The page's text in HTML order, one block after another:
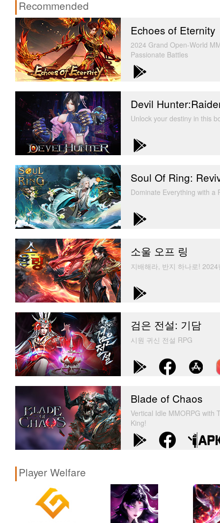
Recommended
Echoes of Eternity
2024 Grand Open-World
Passionate Battles
Devil
Unlock your destiny in this
Soul Of Ring:
Dominate Everything with a
소울 오프 링
지배해라, 반지 하나로!
검은 전설: 기담
시원 귀신 전설 RPG
Blade of Chaos
Vertical Idle MMORPG with
King!
Player Welfare